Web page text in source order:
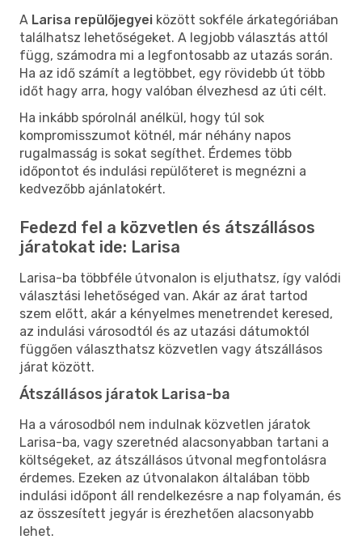
A Larisa repülőjegyei között sokféle árkategóriában
találhatsz lehetőségeket. A legjobb választás attól
függ, számodra mi a legfontosabb az utazás során.
Ha az idő számít a legtöbbet, egy rövidebb út több
időt hagy arra, hogy valóban élvezhesd az úti célt.
Ha inkább spórolnál anélkül, hogy túl sok
kompromisszumot kötnél, már néhány napos
rugalmasság is sokat segíthet. Érdemes több
időpontot és indulási repülőteret is megnézni a
kedvezőbb ajánlatokért.
Fedezd fel a közvetlen és átszállásos
járatokat ide: Larisa
Larisa-ba többféle útvonalon is eljuthatsz, így valódi
választási lehetőséged van. Akár az árat tartod
szem előtt, akár a kényelmes menetrendet keresed,
az indulási városodtól és az utazási dátumoktól
függően választhatsz közvetlen vagy átszállásos
járat között.
Átszállásos járatok Larisa-ba
Ha a városodból nem indulnak közvetlen járatok
Larisa-ba, vagy szeretnéd alacsonyabban tartani a
költségeket, az átszállásos útvonal megfontolásra
érdemes. Ezeken az útvonalakon általában több
indulási időpont áll rendelkezésre a nap folyamán, és
az összesített jegyár is érezhetően alacsonyabb
lehet.